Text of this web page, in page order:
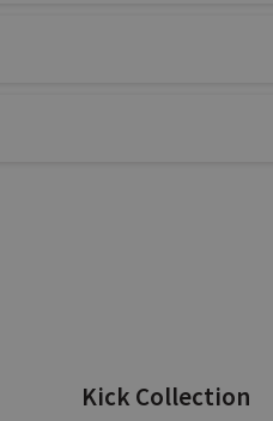
Kick Collection